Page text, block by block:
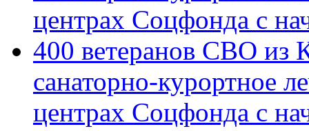
центрах Соцфонда с
400 ветеранов СВО из
санаторно-курортное
центрах Соцфонда с